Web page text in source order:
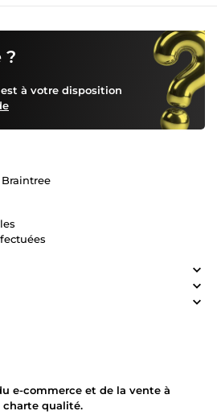
?
à votre disposition
e-commerce et de la vente à
charte qualité.